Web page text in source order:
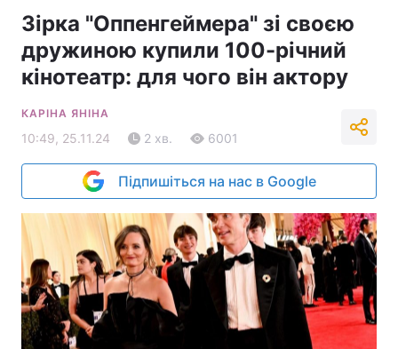
Зірка "Оппенгеймера" зі своєю
дружиною купили 100-річний
кінотеатр: для чого він актору
КАРІНА ЯНІНА
10:49, 25.11.24 2 хв. 6001
Підпишіться на нас в Google